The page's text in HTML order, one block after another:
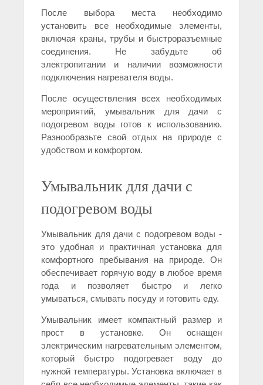
После выбора места необходимо
установить все необходимые элементы,
включая краны, трубы и быстроразъемные
соединения. Не забудьте об
электропитании и наличии возможности
подключения нагревателя воды.
После осуществления всех необходимых
мероприятий, умывальник для дачи с
подогревом воды готов к использованию.
Разнообразьте свой отдых на природе с
удобством и комфортом.
Умывальник для дачи с
подогревом воды
Умывальник для дачи с подогревом воды -
это удобная и практичная установка для
комфортного пребывания на природе. Он
обеспечивает горячую воду в любое время
года и позволяет быстро и легко
умываться, смывать посуду и готовить еду.
Умывальник имеет компактный размер и
прост в установке. Он оснащен
электрическим нагревательным элементом,
который быстро подогревает воду до
нужной температуры. Установка включает в